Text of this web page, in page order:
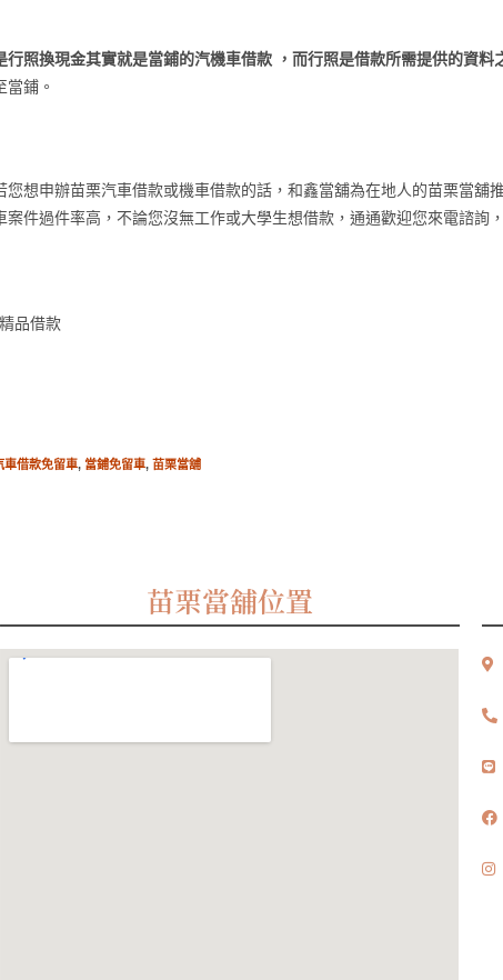
行照換現金其實就是當鋪的汽機車借款 ，而行照是借款所需提供的資料
當鋪。
想申辦苗栗汽車借款或機車借款的話，和鑫當舖為在地人的苗栗當舖推
件過件率高，不論您沒無工作或大學生想借款，通通歡迎您來電諮詢，
品借款
車借款免留車, 當鋪免留車, 苗栗當舖
苗栗當舖位置